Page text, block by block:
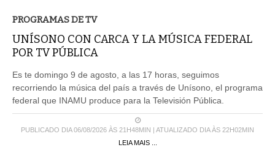
PROGRAMAS DE TV
UNÍSONO CON CARCA Y LA MÚSICA FEDERAL
POR TV PÚBLICA
Es te domingo 9 de agosto, a las 17 horas, seguimos
recorriendo la música del país a través de Unísono, el programa
federal que INAMU produce para la Televisión Pública.
PUBLICADO DIA 06/08/2026 ÀS 21H48MIN | ATUALIZADO DIA ÀS 22H02MIN
LEIA MAIS ...